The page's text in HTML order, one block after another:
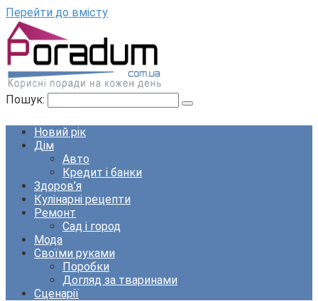
Перейти до вмісту
Пошук:
Новий рік
Дім
Авто
Кредит і банки
Здоров’я
Кулінарні рецепти
Ремонт
Сад і город
Мода
Своїми руками
Поробки
Догляд за тваринами
Сценарії